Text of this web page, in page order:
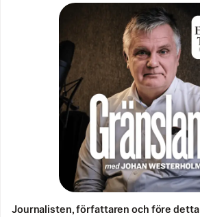
Journalisten, författaren och före detta